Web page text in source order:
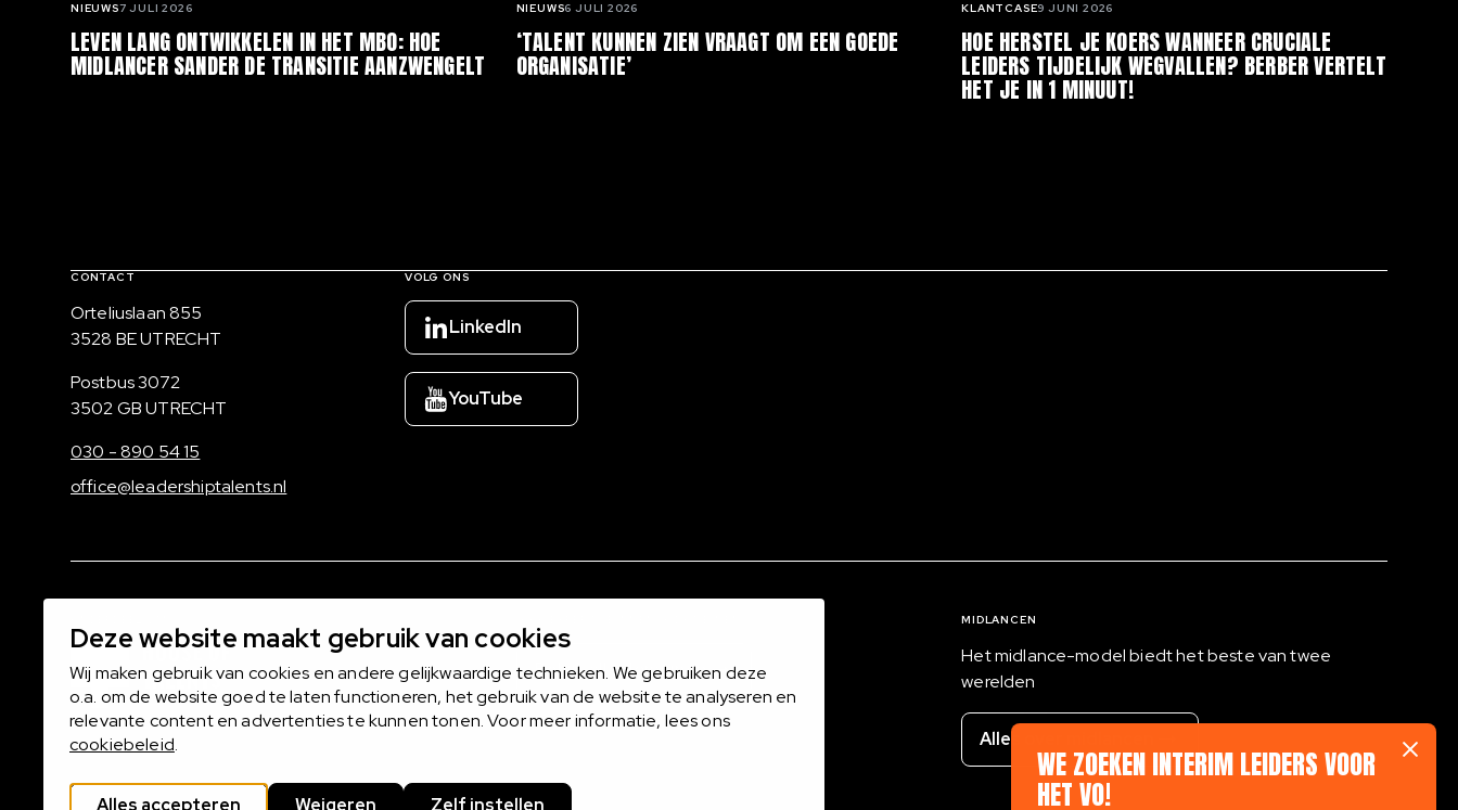
Deze website maakt gebruik van cookies
Wij maken gebruik van cookies en andere gelijkwaardige technieken. We gebruiken deze
o.a. om de website goed te laten functioneren, het gebruik van de website te analyseren en
relevante content en advertenties te kunnen tonen. Voor meer informatie, lees ons
cookiebeleid.
Alles accepteren Weigeren Zelf instellen
LEVEN LANG ONTWIKKELEN IN HET MBO: HOE
MIDLANCER SANDER DE TRANSITIE AANZWENGELT
NIEUWS7 JULI 2026
‘TALENT KUNNEN ZIEN VRAAGT OM EEN GOEDE
ORGANISATIE’
NIEUWS6 JULI 2026
HOE HERSTEL JE KOERS WANNEER CRUCIALE
LEIDERS TIJDELIJK WEGVALLEN? BERBER VERTELT
HET JE IN 1 MINUUT!
KLANTCASE9 JUNI 2026
Contact, verdere links en colofon
CONTACT
Bezoekadres
Orteliuslaan 855
3528 BE UTRECHT
Postadres
Postbus 3072
3502 GB UTRECHT
030 - 890 54 15
office@leadershiptalents.nl
VOLG ONS
LinkedIn
YouTube
Bekijk alle domeinen
MIDLANCEN
Het midlance-model biedt het beste van twee
werelden
Alles over midlancen
WE ZOEKEN INTERIM LEIDERS VOOR
HET VO!
Close